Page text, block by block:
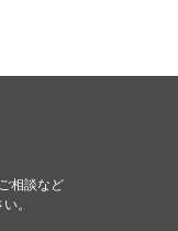
相談など
。